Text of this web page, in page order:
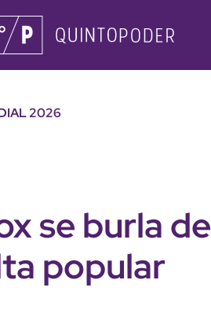
2026
se burla de
popular